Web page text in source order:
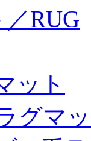
RUG
ット
グマ